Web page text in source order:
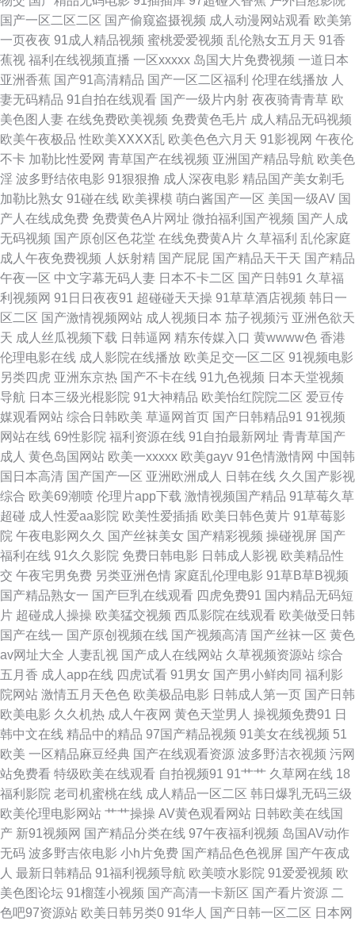
爱福利 亚洲色图第二页 91c传媒 91超碰成人在线观看 国产精品福利探花 久
久99精品视频 男人天堂网av 日韩论理 色香蕉aⅴ 91五月天超碰 久久视频 欧
美性一二 色伦五月天 91nav电影 91白丝足交 91黑丝精品 www草莓 国产精
品经典久久 蜜桃视频网在线观看 欧美影片网站推荐 午夜在线观看视频19 亚
洲欧美自拍一区 91韩剧网 91看片下 91在线国产自啪 www污天堂 www欧美
日韩女同 精品免费产品精品资源 日本欧美亚洲在线 四虎毛片 91传媒真人视
频 91美脚恋足社区 97总资总站 导航亚洲99导航亚洲 91网在在线播放 丁香
五月最新地址 久操资源站 欧美成在线网址 欧美婷婷基地 青娱乐大香蕉99热
亚洲不卡一二 91po日韩欧美 91九色呆哥在线 91麻花果冻加工厂 91社区论
坛 成人岛国搬运工 国产女合集操操 国产亚洲欧美精品爱 狼人干女人 日本久
久大片 国产精品国产 亚韩性爱 91pron免费 91夫妻交换视频 91探花免费看
AV日韩理论在线观看 国产精品二 精品老司机 人妻一卡二卡三卡 丝袜另类亚
洲中文字幕 亚洲不卡的AV在线 91精液国产视频 91香蕉入口 阿v免费视频 高
清无码不卡AV网站 狠狠操人人操91 午夜天堂精品久久 91国产制服 91网站
不用下载 91宅女天堂 东方操逼网 国内视频自拍99re 影音先锋的国产AV 91
超碰丁香 91在线五月天 超碰在91 成人AV免费在线观看 久草资源站 免费看
AV 欧美亚洲成人福利 性爱探花 91网页版色色 www婷婷五月 91社中文字幕
91性吧 五月天电影网高义 国产精品婷婷综合 亚洲一本在线 五月激情深爱传
媒 国产色99热 在线观看美女视频91 男人色网天堂 日韩无码无卡 极品色视频
导航 91不用下载免费看 91九色蝌蚪视频成人论坛 超碰超碰超碰欧美 九色社
区 免费直接看 日韩欧美超碰 91艹在线 91社区导航 www久色在线视频 豆花
九十一网站成人 蜜桃8848tv豆花 影音先锋人妻资源 91视频在线观看18 大香
蕉青草 狼人干亚洲色图 欧美另类专区 国产伊人精品久久 欧美偷拍专区 日韩
国产一区二区二区 国产偷窥盗摄视频 成人动漫网站观看 欧美第
一页夜夜 91成人精品视频 蜜桃爱爱视频 乱伦熟女五月天 91香
蕉视 福利在线视频直播 一区xxxxx 岛国大片免费视频 一道日本
亚洲香蕉 国产91高清精品 国产一区二区福利 伦理在线播放 人
妻无码精品 91自拍在线观看 国产一级片内射 夜夜骑青青草 欧
美色图人妻 在线免费欧美视频 免费黄色毛片 成人精品无码视频
欧美午夜极品 性欧美ⅩⅩⅩⅩ乱 欧美色色六月天 91影视网 午夜伦
不卡 加勒比性爱网 青草国产在线视频 亚洲国产精品导航 欧美色
淫 波多野结依电影 91狠狠撸 成人深夜电影 精品国产美女剃毛
加勒比熟女 91碰在线 欧美裸模 萌白酱国产一区 美国一级AV 国
产人在线成免费 免费黄色A片网址 微拍福利国产视频 国产人成
无码视频 国产原创区色花堂 在线免费黄A片 久草福利 乱伦家庭
成人午夜免费视频 人妖射精 国产屁屁 国产精品天干天 国产精品
午夜一区 中文字幕无码人妻 日本不卡二区 国产日韩91 久草福
利视频网 91日日夜夜91 超碰碰天天操 91草草酒店视频 韩日一
区二区 国产激情视频网站 成人视频日本 茄子视频污 亚洲色欲天
天 成人丝瓜视频下载 日韩逼网 精东传媒入口 黄wwww色 香港
伦理电影在线 成人影院在线播放 欧美足交一区二区 91视频电影
另类四虎 亚洲东京热 国产不卡在线 91九色视频 日本天堂视频
导航 日本三级光棍影院 91大神精品 欧美怡红院院二区 爱豆传
媒观看网站 综合日韩欧美 草逼网首页 国产日韩精品91 91视频
网站在线 69性影院 福利资源在线 91自拍最新网址 青青草国产
成人 黄色岛国网站 欧美一xxxxx 欧美gayv 91色情激情网 中国韩
国日本高清 国产国产一区 亚洲欧洲成人 日韩在线 久久国产影视
综合 欧美69潮喷 伦理片app下载 激情视频国产精品 91草莓久草
超碰 成人性爱aa影院 欧美性爱插插 欧美日韩色黄片 91草莓影
院 午夜电影网久久 国产丝袜美女 国产精彩视频 操碰视屏 国产
福利在线 91久久影院 免费日韩电影 日韩成人影视 欧美精品性
交 午夜宅男免费 另类亚洲色情 家庭乱伦理电影 91草B草B视频
国产精品熟女一 国产巨乳在线观看 四虎免费91 国内精品无码短
片 超碰成人操操 欧美猛交视频 西瓜影院在线观看 欧美做受日韩
国产在线一 国产原创视频在线 国产视频高清 国产丝袜一区 黄色
av网址大全 人妻乱视 国产成人在线网站 久草视频资源站 综合
五月香 成人app在线 四虎试看 91男女 国产男小鲜肉同 福利影
院网站 激情五月天色色 欧美极品电影 日韩成人第一页 国产日韩
欧美电影 久久机热 成人午夜网 黄色天堂男人 操视频免费91 日
韩中文在线 精品中的精品 97国产精品视频 91美女在线视频 51
欧美 一区精品麻豆经典 国产在线观看资源 波多野洁衣视频 污网
站免费看 特级欧美在线观看 自拍视频91 91艹艹 久草网在线 18
福利影院 老司机蜜桃在线 成人精品一区二区 韩日爆乳无码三级
欧美伦理电影网站 艹艹操操 AV黄色观看网站 日韩欧美在线国
产 新91视频网 国产精品分类在线 97午夜福利视频 岛国AV动作
无码 波多野吉依电影 小h片免费 国产精品色色视屏 国产午夜成
人 最新日韩精品 91福利视频导航 欧美喷水影院 91爱爱视频 欧
美色图论坛 91榴莲小视频 国产高清一卡新区 国产看片资源 二
色吧97资源站 欧美日韩另类0 91华人 国产日韩一区二区 日本网